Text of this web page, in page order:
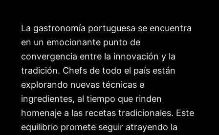
La gastronomía portuguesa se encuentra
en un emocionante punto de
convergencia entre la innovación y la
tradición. Chefs de todo el país están
explorando nuevas técnicas e
ingredientes, al tiempo que rinden
homenaje a las recetas tradicionales. Este
equilibrio promete seguir atrayendo la